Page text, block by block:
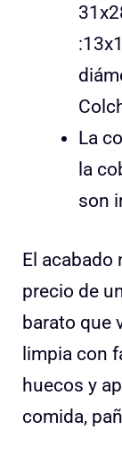
La
la
son
El acabado
precio de
barato que
limpia con
huecos y
comida,